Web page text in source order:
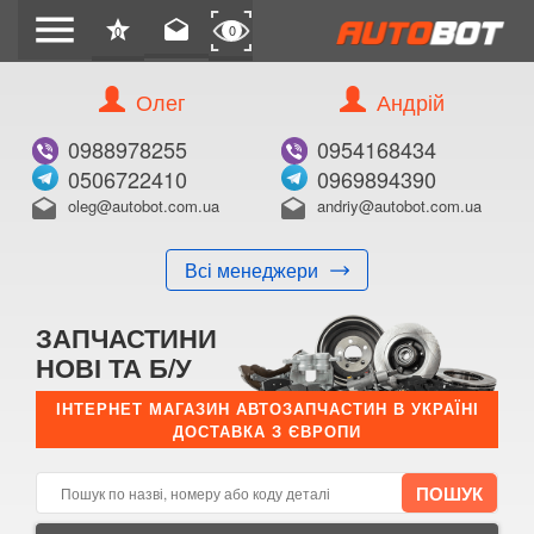
menu star
0 drafts 0
Олег
0988978255
0506722410
drafts oleg@autobot.com.ua
Всі менеджери
Андрій
0954168434
0969894390
drafts andriy@autobot.com.ua
ЗАПЧАСТИНИ
НОВІ ТА Б/У
ІНТЕРНЕТ МАГАЗИН АВТОЗАПЧАСТИН В УКРАЇНІ
ДОСТАВКА З ЄВРОПИ
КУПИТИ
Оригінальний номер:
Примітка:
E-mail:
Телефон: